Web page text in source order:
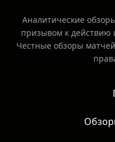
Аналитические
призывом к действию
Честные обзоры